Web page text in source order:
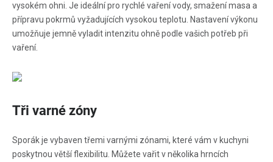
vysokém ohni. Je ideální pro rychlé vaření vody, smažení masa a
přípravu pokrmů vyžadujících vysokou teplotu. Nastavení výkonu
umožňuje jemně vyladit intenzitu ohně podle vašich potřeb při
vaření.
Tři varné zóny
Sporák je vybaven třemi varnými zónami, které vám v kuchyni
poskytnou větší flexibilitu. Můžete vařit v několika hrncích